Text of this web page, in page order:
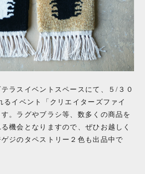
ラスイベントスペースにて、５/３０
るイベント「クリエイターズファイ
。ラグやブラシ等、数多くの商品を
機会となりますので、ぜひお越しく
ジのタペストリー２色も出品中で